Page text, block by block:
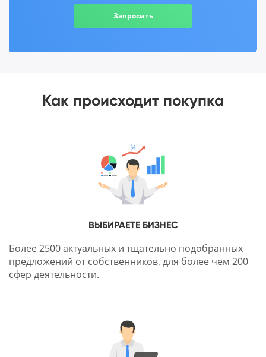
Запросить
Как происходит покупка
ВЫБИРАЕТЕ БИЗНЕС
Более 2500 актуальных и тщательно подобранных
предложений от собственников, для более чем 200
сфер деятельности.